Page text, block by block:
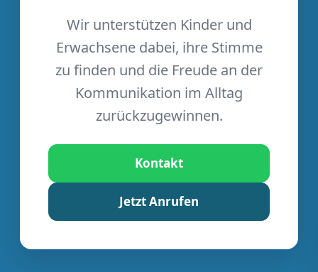
Wir unterstützen Kinder und
Erwachsene dabei, ihre Stimme
zu finden und die Freude an der
Kommunikation im Alltag
zurückzugewinnen.
Kontakt
Jetzt Anrufen